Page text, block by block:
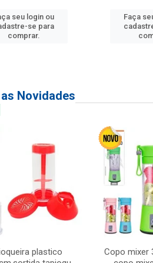
seu login ou
se para
comprar.
Faça
Novidades
plastico
Copo mixer